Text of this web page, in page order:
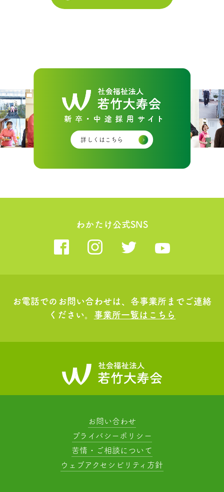
詳しくはこちら
わかたけ公式SNS
お電話でのお問い合わせは、各事業所までご連絡
ください。 事業所一覧はこちら
お問い合わせ
プライバシーポリシー
苦情・ご相談について
ウェブアクセシビリティ方針